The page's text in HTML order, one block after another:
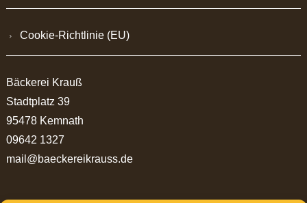
Cookie-Richtlinie (EU)
Bäckerei Krauß
Stadtplatz 39
95478 Kemnath
09642 1327
mail@baeckereikrauss.de